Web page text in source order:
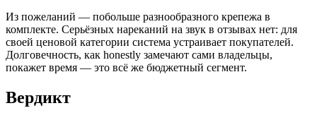
Из пожеланий — побольше разнообразного крепежа в
комплекте. Серьёзных нареканий на звук в отзывах нет: для
своей ценовой категории система устраивает покупателей.
Долговечность, как honestly замечают сами владельцы,
покажет время — это всё же бюджетный сегмент.
Вердикт